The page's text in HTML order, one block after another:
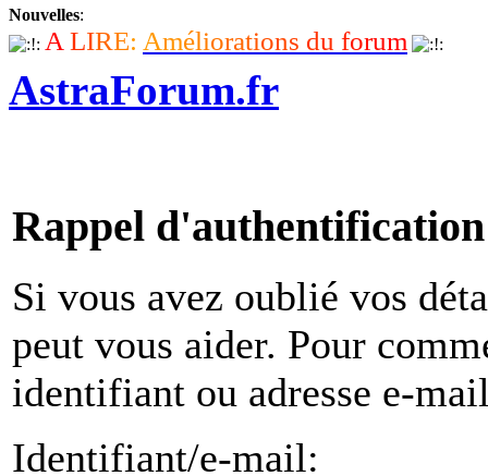
Nouvelles:
A LIRE: Améliorations du forum
AstraForum.fr
Rappel d'authentification
Si vous avez oublié vos
peut vous aider. Pour
identifiant ou adresse e-
Identifiant/e-mail: